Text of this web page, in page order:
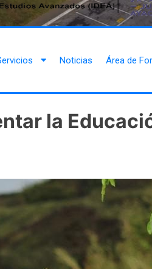
Noticias Área de
la